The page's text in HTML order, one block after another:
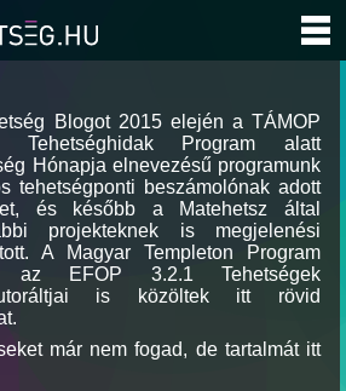
Blogot 2015 elején a TÁMOP
Tehetséghidak Program alatt
Hónapja elnevezésű programunk
tehetségponti beszámolónak adott
és később a Matehetsz által
projekteknek is megjelenési
A Magyar Templeton Program
az EFOP 3.2.1 Tehetségek
tutoráltjai is közöltek itt rövid
már nem fogad, de tartalmát itt